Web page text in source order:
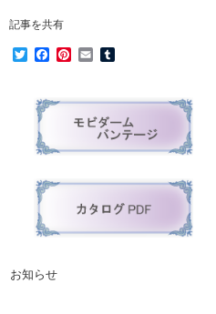
記事を共有
TwitterFacebook
Pinterest
Email
お知らせ